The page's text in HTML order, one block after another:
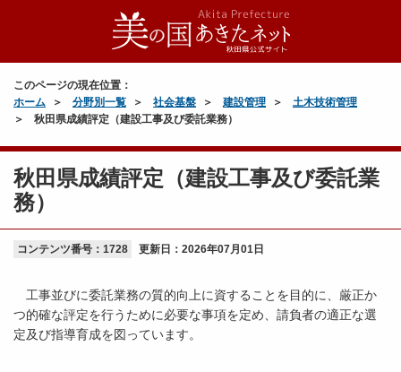
このページの現在位置：
ホーム
分野別一覧 社会基盤 建設管理
土木技術管理
秋田県成績評定（建設工事及び委託業務）
秋田県成績評定（建設工事及び委託業
務）
コンテンツ番号：1728 更新日： 2026年07月01日
工事並びに委託業務の質的向上に資することを目的に、厳正か
つ的確な評定を行うために必要な事項を定め、請負者の適正な選
定及び指導育成を図っています。